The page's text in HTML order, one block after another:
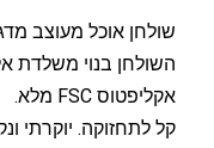
שולחן אוכל מעוצב
השולחן בנוי משלדת
אקליפטוס FSC מלא.
קל לתחזוקה. יוקרתי